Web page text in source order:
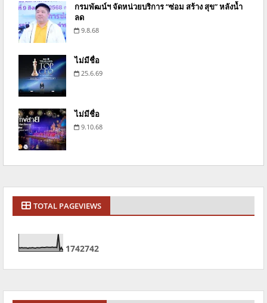
กรมพัฒน์ฯ จัดหน่วยบริการ “ซ่อม สร้าง สุข” หลังน้ำ
ลด
9.8.68
ไม่มีชื่อ
25.6.69
ไม่มีชื่อ
9.10.68
TOTAL PAGEVIEWS
1742742